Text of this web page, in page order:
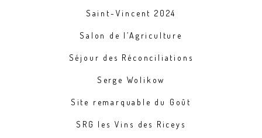
Saint-Vincent 2024
Salon de l’Agriculture
Séjour des Réconciliations
Serge Wolikow
Site remarquable du Goût
SRG les Vins des Riceys